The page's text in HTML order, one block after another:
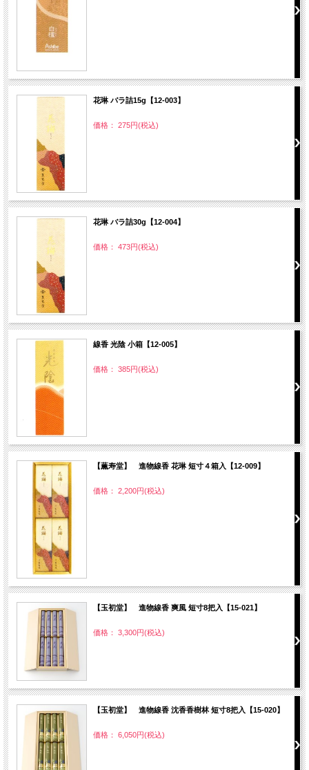
花琳 バラ詰15g【12-003】
価格： 275円(税込)
花琳 バラ詰30g【12-004】
価格： 473円(税込)
線香 光陰 小箱【12-005】
価格： 385円(税込)
【薫寿堂】 進物線香 花琳 短寸４箱入【12-009】
価格： 2,200円(税込)
【玉初堂】 進物線香 爽風 短寸8把入【15-021】
価格： 3,300円(税込)
【玉初堂】 進物線香 沈香香樹林 短寸8把入【15-020】
価格： 6,050円(税込)